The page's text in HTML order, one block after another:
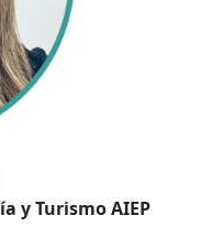
y TurismoAIEP